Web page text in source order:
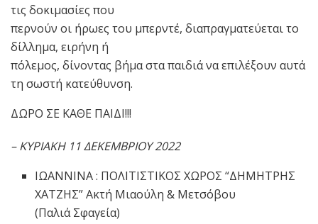
τις δοκιμασίες που
περνούν οι ήρωες του μπερντέ, διαπραγματεύεται το
δίλλημα, ειρήνη ή
πόλεμος, δίνοντας βήμα στα παιδιά να επιλέξουν αυτά
τη σωστή κατεύθυνση.
ΔΩΡΟ ΣΕ ΚΑΘΕ ΠΑΙΔΙ!!!
– ΚΥΡΙΑΚΗ 11 ΔΕΚΕΜΒΡΙΟΥ 2022
ΙΩΑΝΝΙΝΑ : ΠΟΛΙΤΙΣΤΙΚΟΣ ΧΩΡΟΣ “ΔΗΜΗΤΡΗΣ
ΧΑΤΖΗΣ” Ακτή Μιαούλη & Μετσόβου
(Παλιά Σφαγεία)